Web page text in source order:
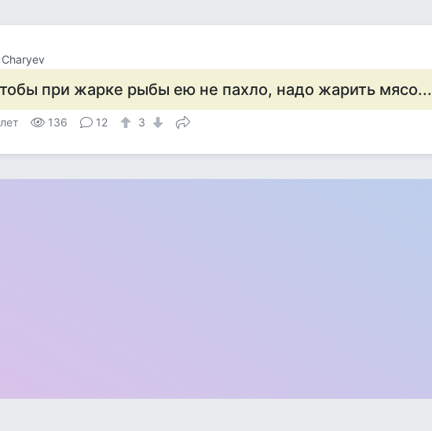
при жарке рыбы ею не пахло, надо жарить мясо...
136 12 3